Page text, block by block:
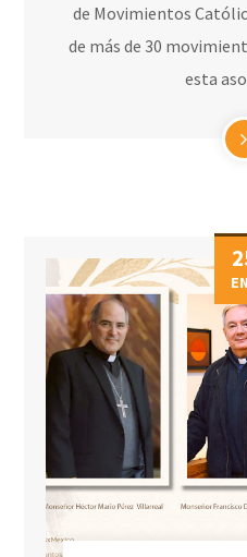
de Movimientos
de más de 30
esta